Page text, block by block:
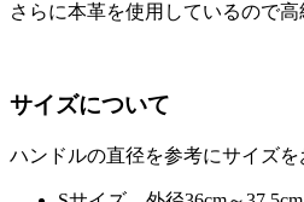
さらに本革を使用しているので
サイズについて
ハンドルの直径を参考にサイズを